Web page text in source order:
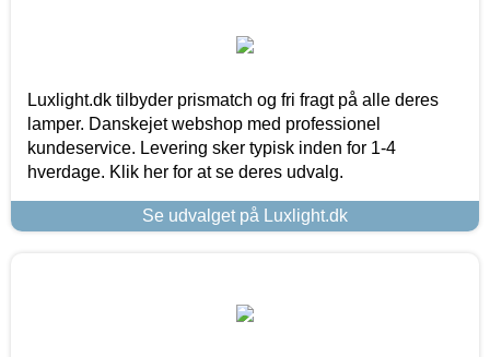
Luxlight.dk tilbyder prismatch og fri fragt på alle deres
lamper. Danskejet webshop med professionel
kundeservice. Levering sker typisk inden for 1-4
hverdage. Klik her for at se deres udvalg.
Se udvalget på Luxlight.dk